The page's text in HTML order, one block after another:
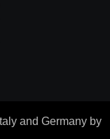
and Germany by